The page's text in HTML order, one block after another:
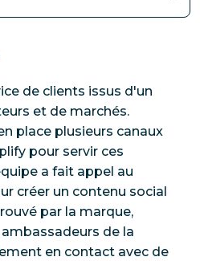
de clients issus d'un
et de marchés.
place plusieurs canaux
pour servir ces
a fait appel au
créer un contenu social
par la marque,
de la
en contact avec de